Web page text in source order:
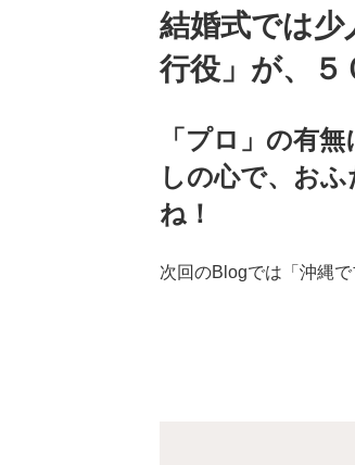
結婚式では
行役」が、５
「プロ」の有
しの心で、お
ね！
次回のBlogでは「沖縄